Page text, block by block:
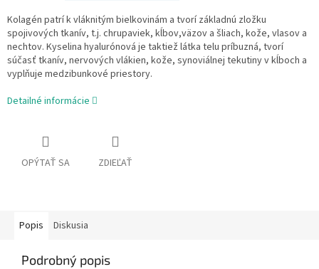
Kolagén patrí k vláknitým bielkovinám a tvorí základnú zložku
spojivových tkanív, t.j. chrupaviek, kĺbov,väzov a šliach, kože, vlasov a
nechtov. Kyselina hyalurónová je taktiež látka telu príbuzná, tvorí
súčasť tkanív, nervových vlákien, kože, synoviálnej tekutiny v kĺboch a
vyplňuje medzibunkové priestory.
Detailné informácie
OPÝTAŤ SA ZDIEĽAŤ
Popis Diskusia
Podrobný popis